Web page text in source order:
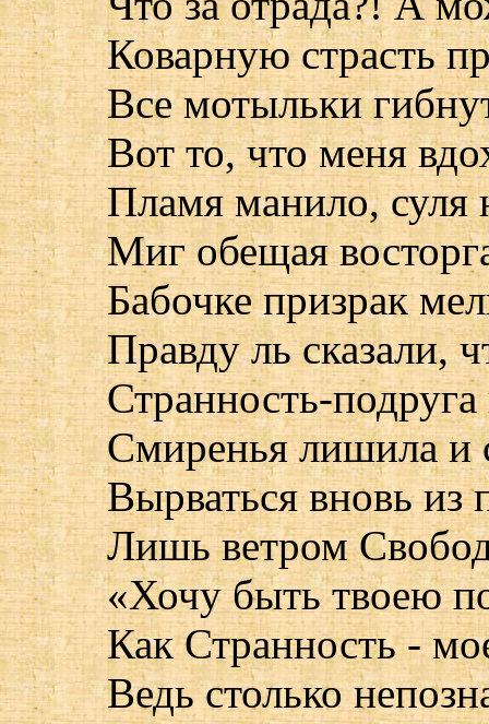
Коварную страсть
Все мотыльки
Вот то, что меня
Пламя манило, суля
Миг обещая
Бабочке призрак
Правду ль сказали,
Странность-
Смиренья лишила и
Вырваться вновь из
Лишь ветром
«Хочу быть твоею
Как Странность -
Ведь столько